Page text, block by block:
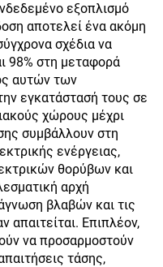
εξοπλισμό
αποτελεί ένα ακόμη
σχέδια να
98% στη μεταφορά
αυτών των
εγκατάστασή τους σε
χώρους μέχρι
συμβάλλουν στη
ενέργειας,
θορύβων και
αρχή
βλαβών και τις
απαιτείται. Επιπλέον,
να προσαρμοστούν
τάσης,